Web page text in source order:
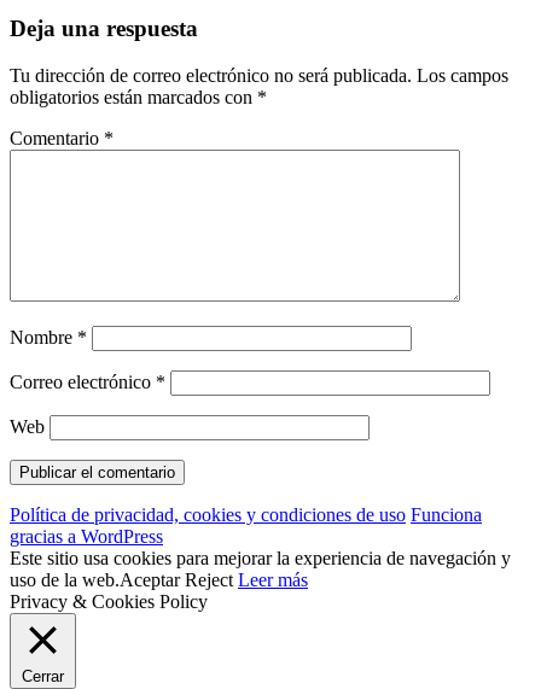
Deja una respuesta
Tu dirección de correo electrónico no será publicada. Los campos
obligatorios están marcados con *
Comentario *
Nombre *
Correo electrónico *
Web
Política de privacidad, cookies y condiciones de uso Funciona
gracias a WordPress
Este sitio usa cookies para mejorar la experiencia de navegación y
uso de la web.Aceptar Reject Leer más
Privacy & Cookies Policy
Cerrar